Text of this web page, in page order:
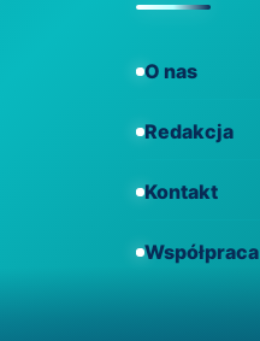
O nas
Redakcja
Kontakt
Współpraca